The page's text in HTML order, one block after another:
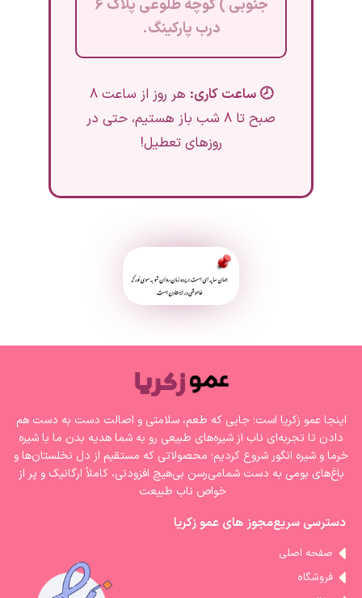
جنوبی ) کوچه طلوعی پلاک ۶
درب پارکینگ.
🕗 ساعت کاری:
هر روز از ساعت ۸
صبح تا ۸ شب باز هستیم، حتی در
روزهای تعطیل!
اینجا عمو زکریا است؛ جایی که طعم، سلامتی و اصالت دست به دست هم
دادن تا تجربه‌ای ناب از شیره‌های طبیعی رو به شما هدیه بدن ما با شیره‌
خرما و شیره انگور شروع کردیم؛ محصولاتی که مستقیم از دل نخلستان‌ها و
باغ‌های بومی به دست شمامی‌رسن بی‌هیچ افزودنی، کاملاً ارگانیک و پر از
خواص ناب طبیعت
دسترسی سریعمجوز های عمو زکریا
صفحه اصلی
فروشگاه